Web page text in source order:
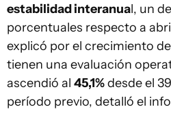
estabilidad interanual, un
porcentuales respecto a
explicó por el crecimiento
tienen una evaluación
ascendió al 45,1%desde el
período previo, detalló el